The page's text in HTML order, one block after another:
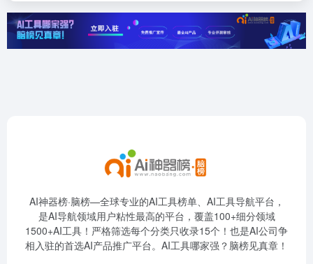
AI神器榜·脑榜—全球专业的AI工具榜单、AI工具导航平台，
是AI导航领域用户粘性最高的平台，覆盖100+细分领域
1500+AI工具！严格筛选每个分类只收录15个！也是AI公司争
相入驻的首选AI产品推广平台。AI工具哪家强？脑榜见真章！